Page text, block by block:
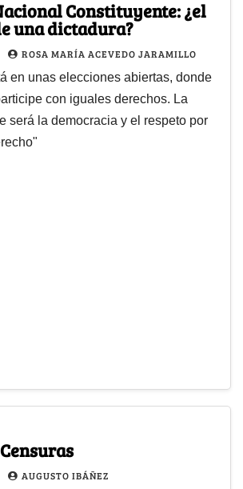
Constituyente: ¿el
una dictadura?
ROSA MARÍA ACEVEDO JARAMILLO
en unas elecciones abiertas, donde
con iguales derechos. La
será la democracia y el respeto por
AUGUSTO IBÁÑEZ